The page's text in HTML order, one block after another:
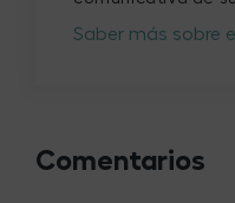
Saber más sobre
Comentarios